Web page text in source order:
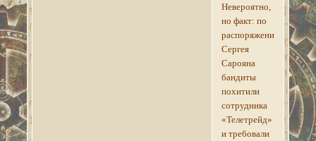
Невероятно,
но факт: по
распоряжению
Сергея
Сарояна
бандиты
похитили
сотрудника
«Телетрейд»
и требовали